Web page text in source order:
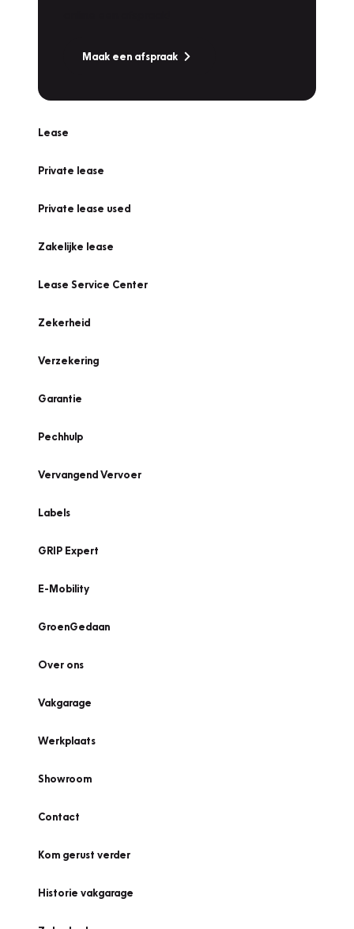
Maak een afspraak
Lease
Private lease
Private lease used
Zakelijke lease
Lease Service Center
Zekerheid
Verzekering
Garantie
Pechhulp
Vervangend Vervoer
Labels
GRIP Expert
E-Mobility
GroenGedaan
Over ons
Vakgarage
Werkplaats
Showroom
Contact
Kom gerust verder
Historie vakgarage